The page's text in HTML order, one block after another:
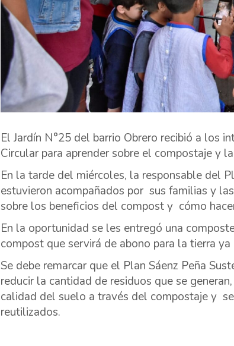
El Jardín N°25 del barrio Obrero recibió a los
Circular para aprender sobre el compostaje y
En la tarde del miércoles, la responsable del
estuvieron acompañados por sus familias y
sobre los beneficios del compost y cómo
En la oportunidad se les entregó una
compost que servirá de abono para la tierra
Se debe remarcar que el Plan Sáenz Peña
reducir la cantidad de residuos que se
calidad del suelo a través del compostaje y
reutilizados.